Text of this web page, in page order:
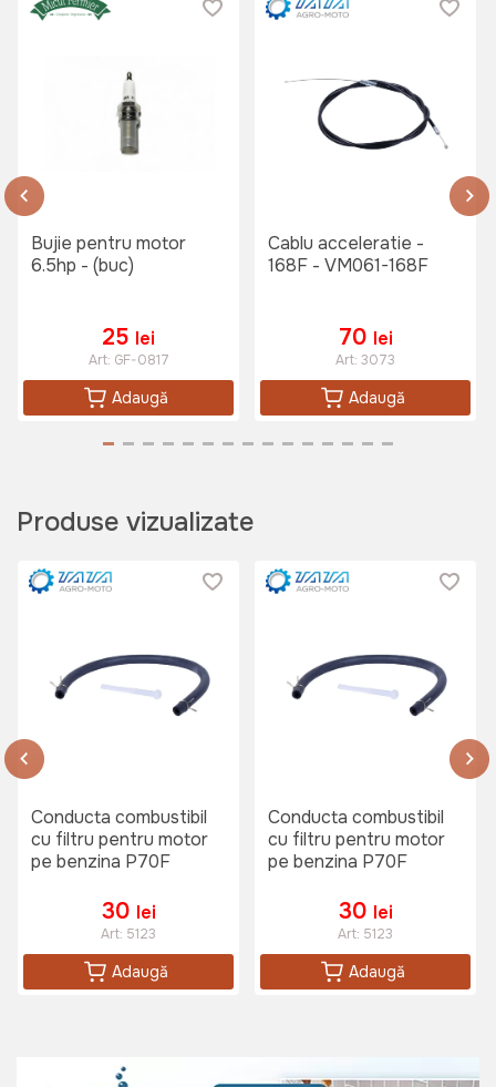
Bujie pentru motor
6.5hp - (buc)
25 lei
Art: GF-0817
Adaugă
Cablu acceleratie -
168F - VM061-168F
70 lei
Art: 3073
Adaugă
Produse vizualizate
Conducta combustibil
cu filtru pentru motor
pe benzina P70F
30 lei
Art: 5123
Adaugă
Conducta combustibil
cu filtru pentru motor
pe benzina P70F
30 lei
Art: 5123
Adaugă